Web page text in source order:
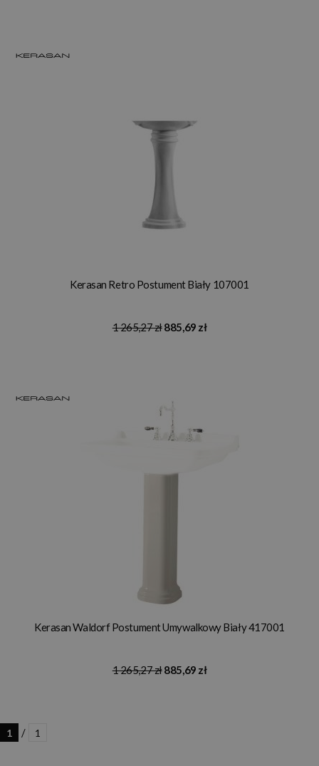
Kerasan Retro Postument Biały 107001
1 265,27 zł885,69 zł
Kerasan Waldorf Postument Umywalkowy Biały 417001
1 265,27 zł885,69 zł
1 / 1